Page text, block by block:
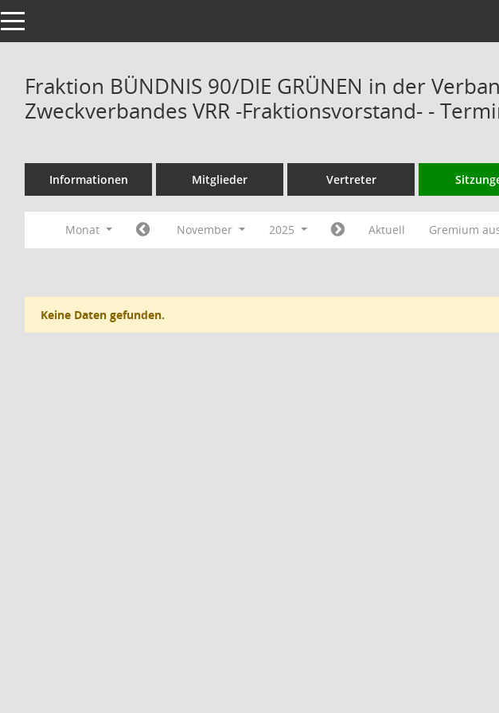
Toggle navigation
Fraktion BÜNDNIS 90/DIE GRÜNEN in der
Zweckverbandes VRR -Fraktionsvorstand- -
Informationen Mitglieder Vertreter
Monat November 2025 Aktuell Gremium
Keine Daten gefunden.